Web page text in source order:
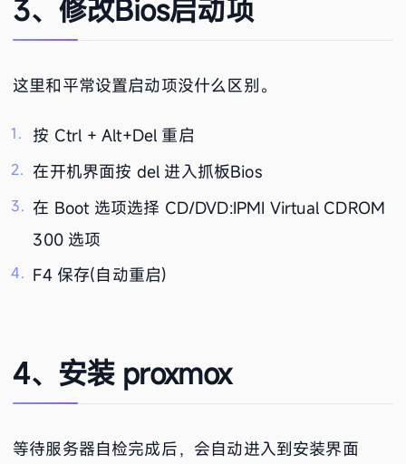
3、修改Bios启动项
这里和平常设置启动项没什么区别。
按 Ctrl + Alt+Del 重启
在开机界面按 del 进入抓板Bios
在 Boot 选项选择 CD/DVD:IPMI Virtual CDROM
300 选项
F4 保存(自动重启)
4、安装 proxmox
等待服务器自检完成后，会自动进入到安装界面